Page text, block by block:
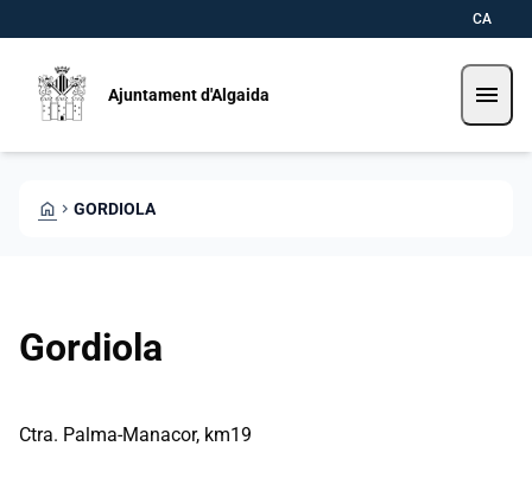
CA
Ajuntament d'Algaida menu
HOME CHEVRON_RIGHT GORDIOLA
Gordiola
Ctra. Palma-Manacor, km19